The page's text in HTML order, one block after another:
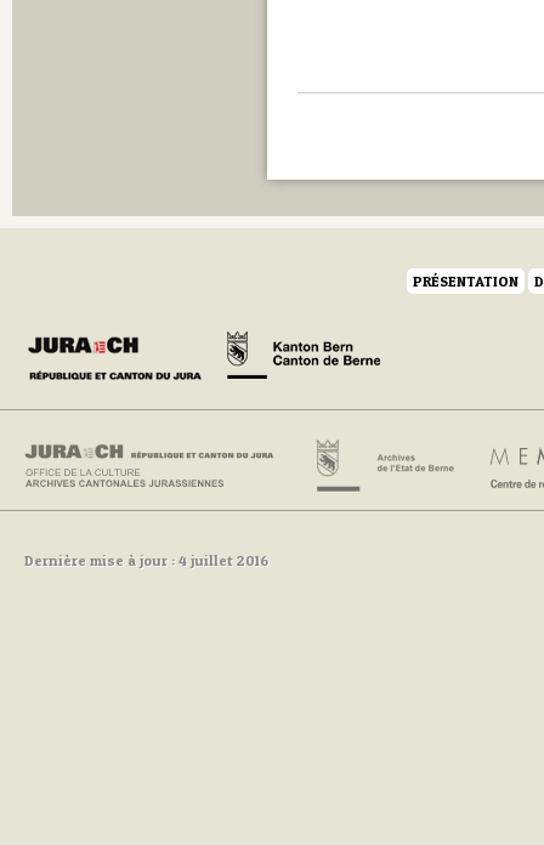
PRÉSENTATION
Dernière mise à jour : 4 juillet 2016